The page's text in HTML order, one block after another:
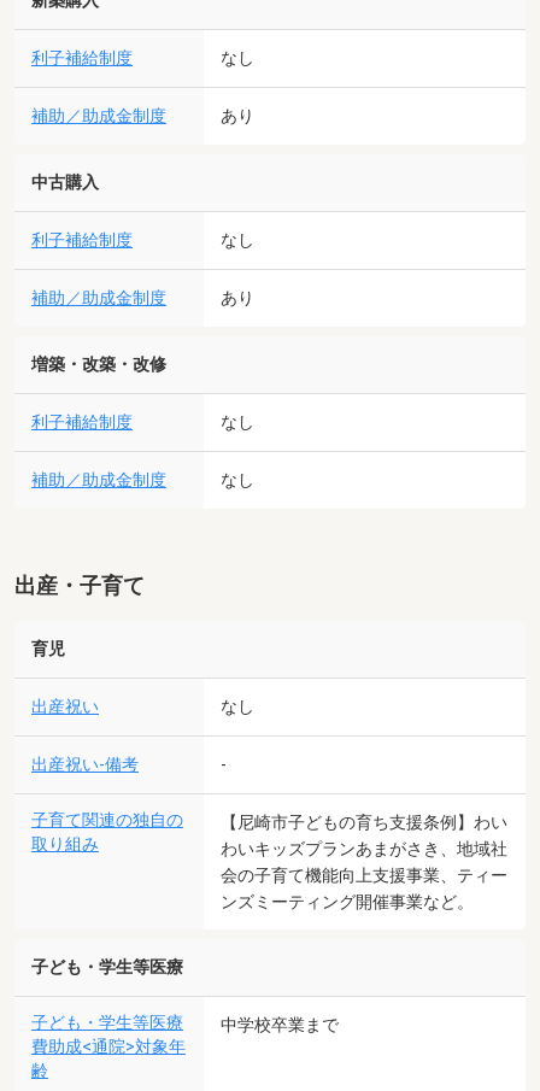
利子補給制度 なし
補助／助成金制度 あり
中古購入
利子補給制度 なし
補助／助成金制度 あり
増築・改築・改修
利子補給制度 なし
補助／助成金制度 なし
出産・子育て
育児
出産祝い なし
出産祝い-備考 -
子育て関連の独自の
取り組み
【尼崎市子どもの育ち支援条例】わい
わいキッズプランあまがさき、地域社
会の子育て機能向上支援事業、ティー
ンズミーティング開催事業など。
子ども・学生等医療
子ども・学生等医療
費助成<通院>対象年
齢
中学校卒業まで